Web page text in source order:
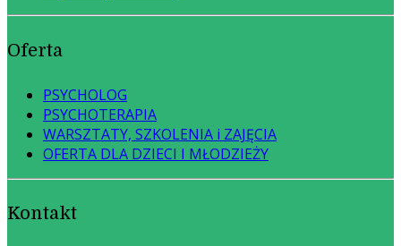
Oferta
PSYCHOLOG
PSYCHOTERAPIA
WARSZTATY, SZKOLENIA i ZAJĘCIA
OFERTA DLA DZIECI I MŁODZIEŻY
Kontakt